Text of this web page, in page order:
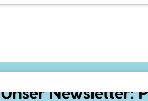
Unser Newsletter: